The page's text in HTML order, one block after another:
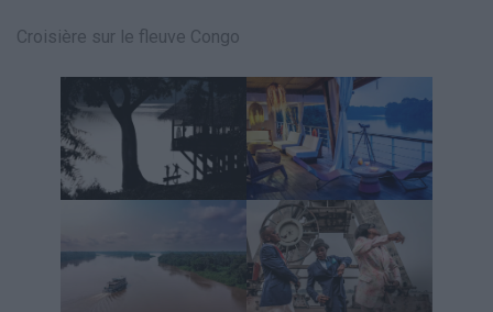
Croisière sur le fleuve Congo